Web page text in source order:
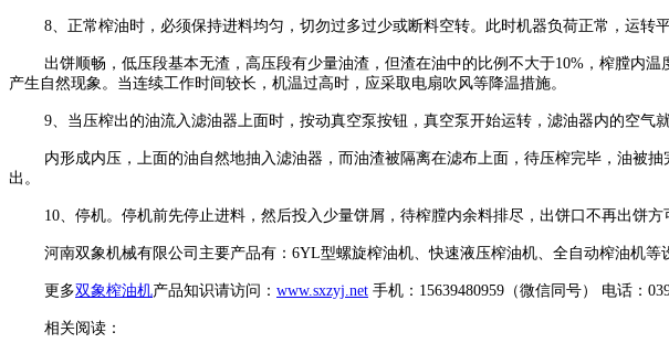
8、正常榨油时，必须保持进料均匀，切勿过多过少或断料空转。此时机器负荷正常，运转
出饼顺畅，低压段基本无渣，高压段有少量油渣，但渣在油中的比例不大于10%，榨膛内
产生自然现象。当连续工作时间较长，机温过高时，应采取电扇吹风等降温措施。
9、当压榨出的油流入滤油器上面时，按动真空泵按钮，真空泵开始运转，滤油器内的空气
内形成内压，上面的油自然地抽入滤油器，而油渣被隔离在滤布上面，待压榨完毕，油被
出。
10、停机。停机前先停止进料，然后投入少量饼屑，待榨膛内余料排尽，出饼口不再出饼
河南双象机械有限公司主要产品有：6YL型螺旋榨油机、快速液压榨油机、全自动榨油机
更多双象榨油机产品知识请访问： www.sxzyj.net 手机：15639480959（微信同号） 电话：
相关阅读：